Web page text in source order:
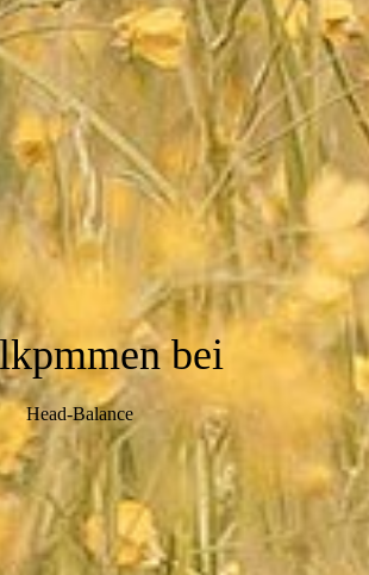
bei
Head-Balance